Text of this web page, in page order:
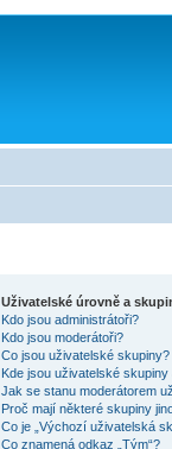
Uživatelské úrovně a
Kdo jsou administrátoři?
Kdo jsou moderátoři?
Co jsou uživatelské skupiny?
Kde jsou uživatelské
Jak se stanu moderátorem
Proč mají některé skupiny
Co je „Výchozí uživatelská
Co znamená odkaz „Tým“?